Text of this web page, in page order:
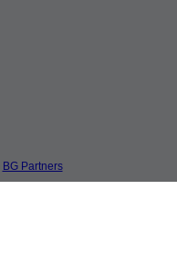
BG Partners